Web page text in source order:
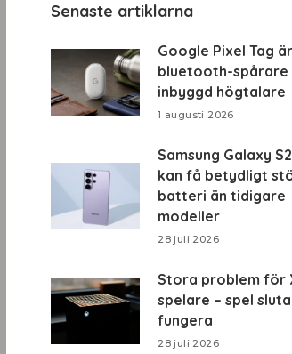
Senaste artiklarna
Google Pixel Tag
bluetooth-spårare
inbyggd högtalare
1 augusti 2026
Samsung Galaxy
kan få betydligt
batteri än tidigare
modeller
28 juli 2026
Stora problem för
spelare – spel
fungera
28 juli 2026